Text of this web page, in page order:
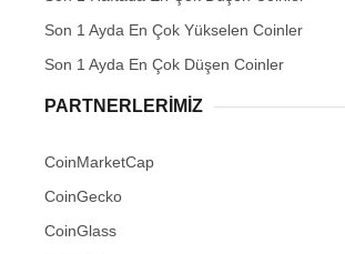
Son 1 Ayda En Çok Yükselen Coinler
Son 1 Ayda En Çok Düşen Coinler
PARTNERLERIMIZ
CoinMarketCap
CoinGecko
CoinGlass